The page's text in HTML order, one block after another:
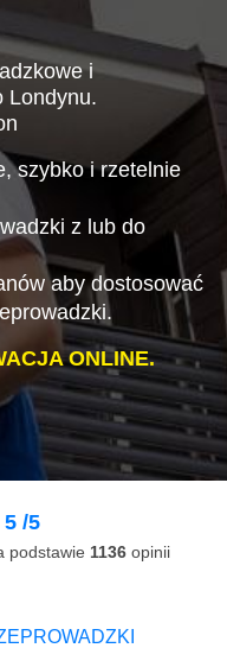
i
Londynu.
szybko i rzetelnie
z lub do
aby dostosować
ONLINE.
5 /5
podstawie 1136 opinii